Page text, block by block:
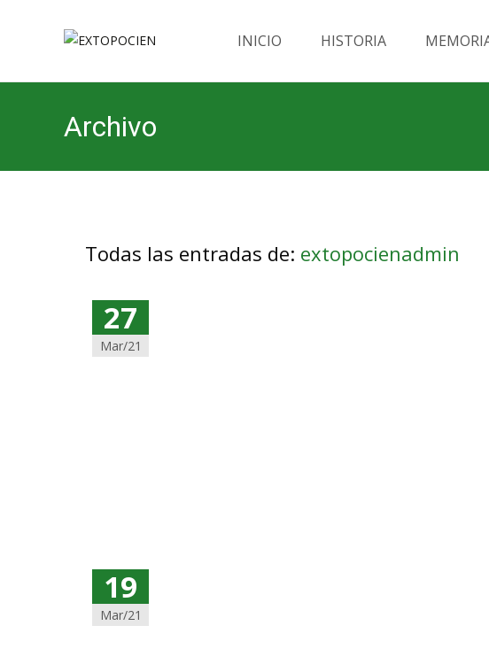
INICIO HISTORIA
Archivo
Todas las entradas de: extopocienadmin
27
Mar/21
19
Mar/21